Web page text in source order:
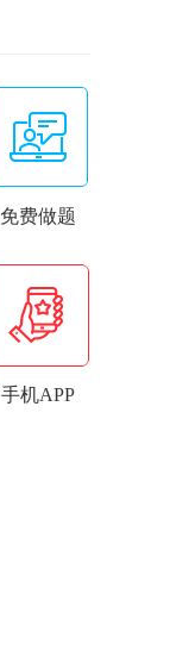
免费做题
手机APP